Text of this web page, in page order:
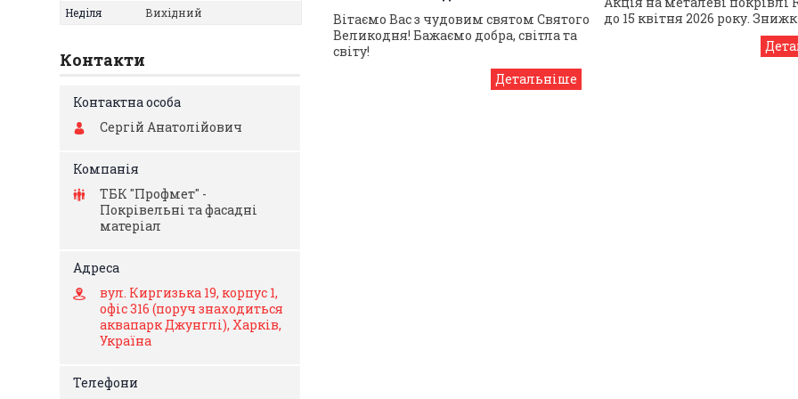
Вітаємо Вас з чудовим святом Святого
Великодня! Бажаємо добра, світла та
світу!
до 15 квітня 2026 року.
Неділя
Вихідний
Контакти
Сергій Анатолійович
ТБК "Профмет" -
Покрівельні та фасадні
матеріал
вул. Киргизька 19, корпус 1,
офіс 316 (поруч знаходиться
аквапарк Джунглі), Харків,
Україна